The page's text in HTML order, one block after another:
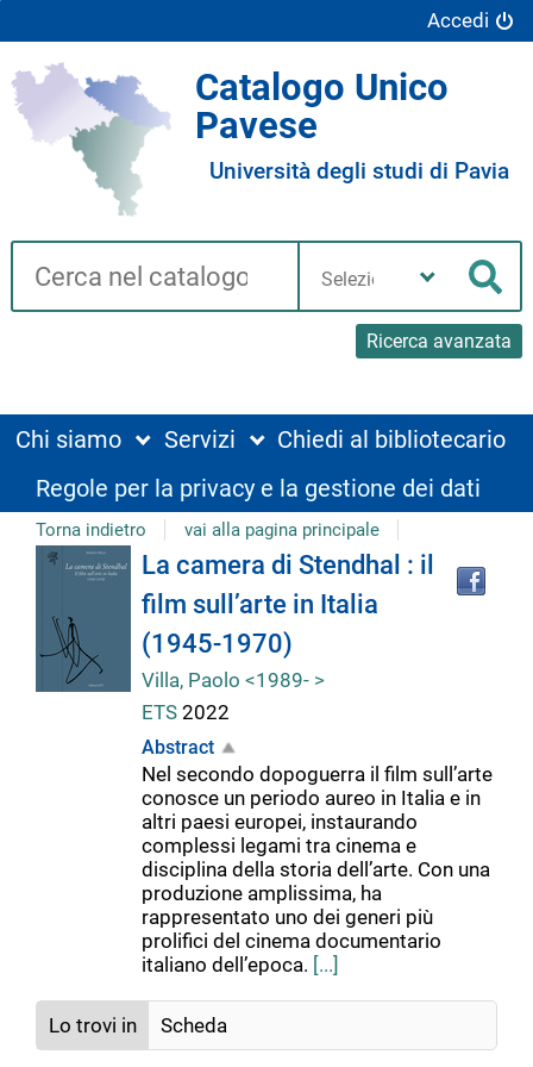
Accedi
Catalogo Unico
Pavese
Università degli studi di Pavia
Cerca su "Catalogo"
Ricerca avanzata
biblioteca
Chi siamo Servizi
Chiedi al bibliotecario
Regole per la privacy e la gestione dei dati
Torna indietro vai alla pagina principale
Dettaglio
del
documento
La camera di Stendhal : il
film sull’arte in Italia
(1945-1970)
Villa, Paolo <1989- >
ETS 2022
Abstract
Nel secondo dopoguerra il film sull’arte
conosce un periodo aureo in Italia e in
altri paesi europei, instaurando
complessi legami tra cinema e
disciplina della storia dell’arte. Con una
produzione amplissima, ha
rappresentato uno dei generi più
prolifici del cinema documentario
italiano dell’epoca. [...]
Lo trovi in Scheda